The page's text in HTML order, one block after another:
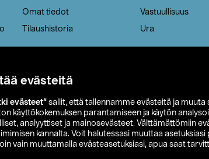
evästeitä
evästeet” sallit, että tallennamme evästeitä ja
käyttökokemuksen parantamiseen ja käytön
analyyttiset ja mainosevästeet. Välttämättömiin
kannalta. Voit halutessasi muuttaa asetuksiasi
vain muuttamalla evästeasetuksiasi, apua saat
Omat tiedot
Tilaushistoria
Vastuullisuus
Ura